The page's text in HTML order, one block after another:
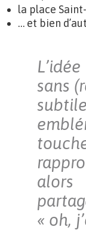
la place
… et bien
sans
alors
« oh,